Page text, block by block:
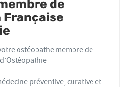
de
votre ostéopathe membre de
préventive, curative et